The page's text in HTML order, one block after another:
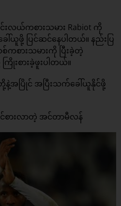
ယ်ကစားသမား Rabiot ကို
ါ်ယူဖို့ ပြင်ဆင်နေပါတယ်။ နည်းပြ
စားသမားကို ပြီးခဲ့တဲ့
ြိုးစားခဲ့ဖူးပါတယ်။
အပြိုင် အပြီးသက်ခေါ်ယူနိုင်ဖို့
င်စားလာတဲ့ အင်တာမီလန်